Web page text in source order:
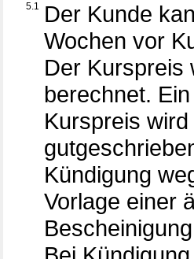
5.1
Der Kunde
Wochen vor
Der Kurspreis
berechnet.
Kurspreis
Kündigung
Vorlage einer